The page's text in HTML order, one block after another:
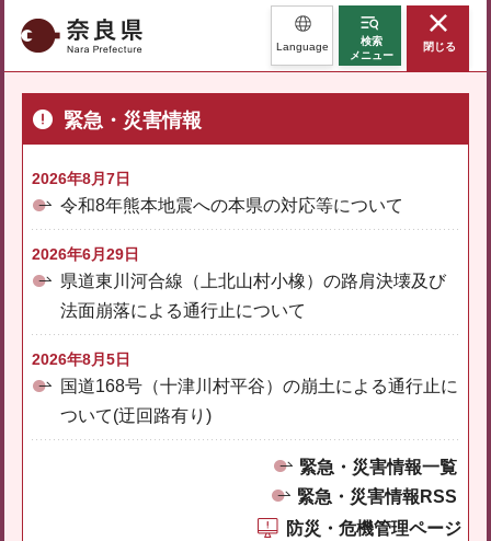
奈良県 Language
検索
メニュー
閉じる
緊急・災害情報
2026年8月7日
令和8年熊本地震への本県の対応等について
2026年6月29日
県道東川河合線（上北山村小橡）の路肩決壊及び
法面崩落による通行止について
2026年8月5日
国道168号（十津川村平谷）の崩土による通行止に
ついて(迂回路有り)
緊急・災害情報一覧
緊急・災害情報RSS
防災・危機管理ページ